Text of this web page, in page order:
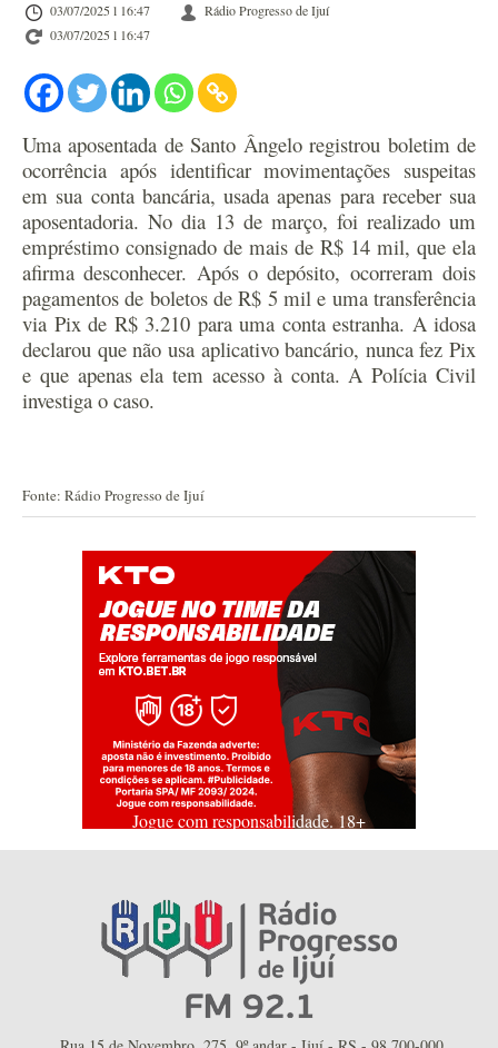
03/07/2025 l 16:47
Rádio Progresso de Ijuí
03/07/2025 l 16:47
Uma aposentada de Santo Ângelo registrou boletim de
ocorrência após identificar movimentações suspeitas
em sua conta bancária, usada apenas para receber sua
aposentadoria. No dia 13 de março, foi realizado um
empréstimo consignado de mais de R$ 14 mil, que ela
afirma desconhecer. Após o depósito, ocorreram dois
pagamentos de boletos de R$ 5 mil e uma transferência
via Pix de R$ 3.210 para uma conta estranha. A idosa
declarou que não usa aplicativo bancário, nunca fez Pix
e que apenas ela tem acesso à conta. A Polícia Civil
investiga o caso.
Fonte: Rádio Progresso de Ijuí
Jogue com responsabilidade. 18+